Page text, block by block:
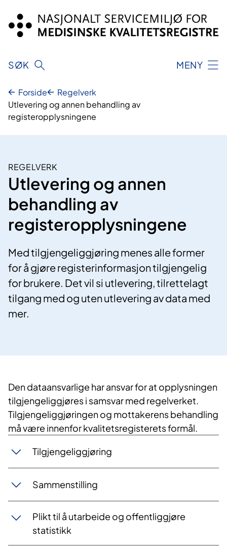
innhold
SØK MENY
Forside
Regelverk
Utlevering og annen behandling av
registeropplysningene
REGELVERK
Utlevering og annen
behandling av
registeropplysningene
Med tilgjengeliggjøring menes alle former
for å gjøre registerinformasjon tilgjengelig
for brukere. Det vil si utlevering, tilrettelagt
tilgang med og uten utlevering av data med
mer.
Den dataansvarlige har ansvar for at opplysningen
tilgjengeliggjøres i samsvar med regelverket.
Tilgjengeliggjøringen og mottakerens behandling
må være innenfor kvalitetsregisterets formål.
Tilgjengeliggjøring
Sammenstilling
Plikt til å utarbeide og offentliggjøre
statistikk